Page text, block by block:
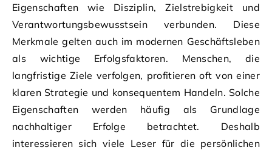
Eigenschaften wie Disziplin, Zielstrebigkeit und
Verantwortungsbewusstsein verbunden. Diese
Merkmale gelten auch im modernen Geschäftsleben
als wichtige Erfolgsfaktoren. Menschen, die
langfristige Ziele verfolgen, profitieren oft von einer
klaren Strategie und konsequentem Handeln. Solche
Eigenschaften werden häufig als Grundlage
nachhaltiger Erfolge betrachtet. Deshalb
interessieren sich viele Leser für die persönlichen